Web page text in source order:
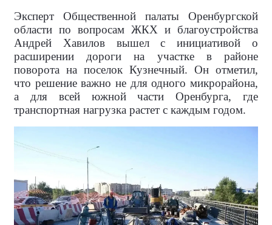
Эксперт Общественной палаты Оренбургской
области по вопросам ЖКХ и благоустройства
Андрей Хавилов вышел с инициативой о
расширении дороги на участке в районе
поворота на поселок Кузнечный. Он отметил,
что решение важно не для одного микрорайона,
а для всей южной части Оренбурга, где
транспортная нагрузка растет с каждым годом.